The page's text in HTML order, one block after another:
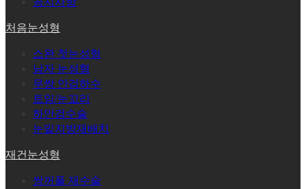
처음눈성형
스완 첫눈성형
남자 눈성형
무쌍 안검하수
트임/눈꼬리
하안검수술
눈밑지방재배치
재건눈성형
쌍꺼풀 재수술